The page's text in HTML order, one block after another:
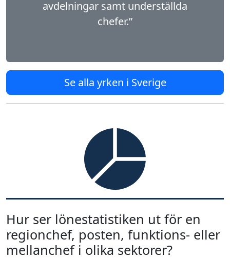
avdelningar samt underställda
chefer.”
Se alla yrken i Sverige
Hur ser lönestatistiken ut för en
regionchef, posten, funktions- eller
mellanchef i olika sektorer?